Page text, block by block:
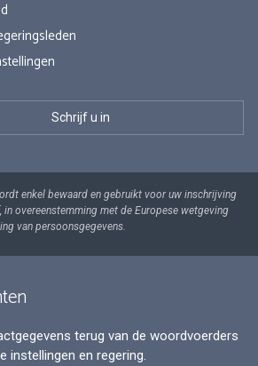
enkel bewaard en gebruikt voor uw inschrijving
in overeenstemming met de Europese wetgeving
van persoonsgegevens.
terug van de woordvoerders
instellingen en regering.